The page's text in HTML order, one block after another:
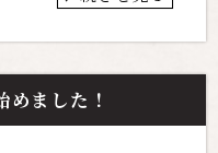
めました！